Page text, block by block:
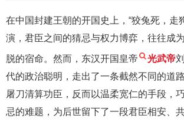
在中国封建王朝的开国史上，“狡兔死，走
演，君臣之间的猜忌与权力博弈，往往成
脱的宿命。然而，东汉开国皇帝 光武帝
代的政治聪明，走出了一条截然不同的
屠刀清算功臣，反而以温柔宽仁的手段，
忌的难题，为后世留下了一段君臣相安、